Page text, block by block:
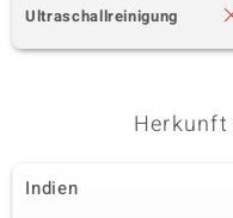
Ultraschallreinigung
Indien